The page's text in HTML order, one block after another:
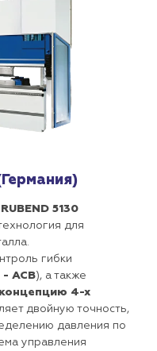
5130
для
гибки
ACB), а также
4-х
двойную точность,
давления по
управления